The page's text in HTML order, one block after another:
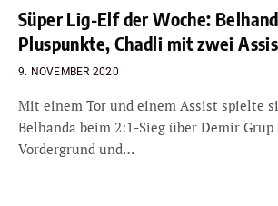
Süper Lig-Elf der Woche:
Pluspunkte, Chadli mit zwei
9. NOVEMBER 2020
Mit einem Tor und einem Assist spielte
Belhanda beim 2:1-Sieg über Demir Grup
Vordergrund und…